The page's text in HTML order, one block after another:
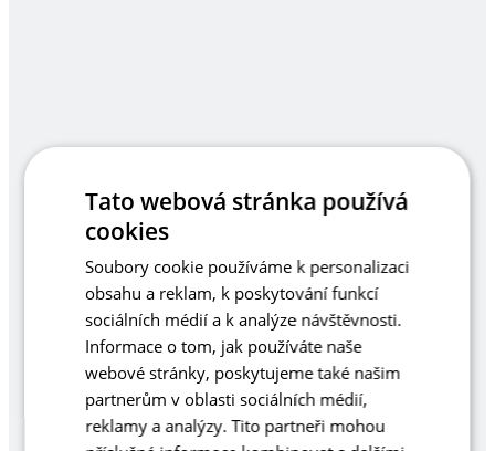
Tato webová stránka používá
cookies
Soubory cookie používáme k personalizaci
obsahu a reklam, k poskytování funkcí
sociálních médií a k analýze návštěvnosti.
Informace o tom, jak používáte naše
webové stránky, poskytujeme také našim
partnerům v oblasti sociálních médií,
reklamy a analýzy. Tito partneři mohou